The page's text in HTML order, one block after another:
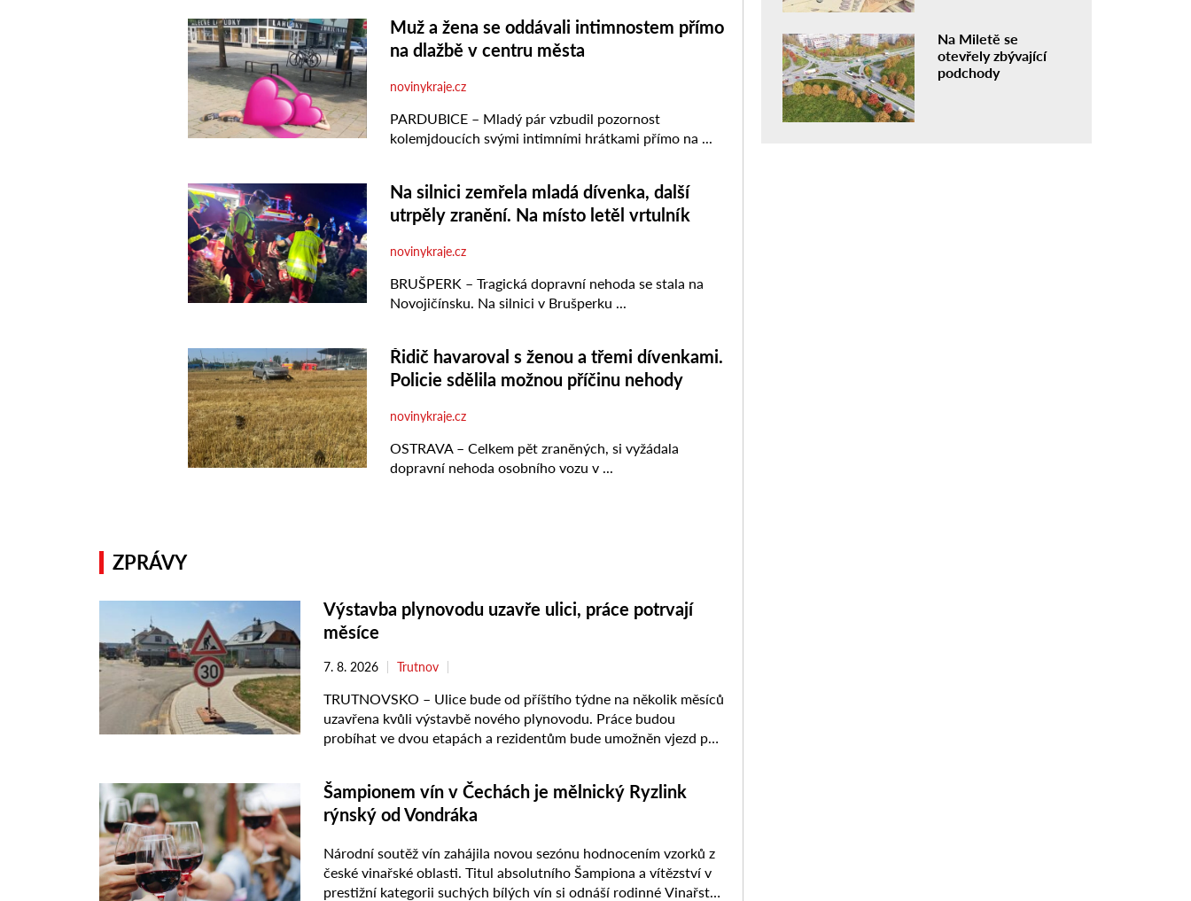
ZPRÁVY
Výstavba plynovodu uzavře ulici, práce potrvají
měsíce
7. 8. 2026 Trutnov
TRUTNOVSKO – Ulice bude od příštího týdne na několik měsíců
uzavřena kvůli výstavbě nového plynovodu. Práce budou
probíhat ve dvou etapách a rezidentům bude umožněn vjezd po
Šampionem vín v Čechách je mělnický Ryzlink
rýnský od Vondráka
Národní soutěž vín zahájila novou sezónu hodnocením vzorků z
české vinařské oblasti. Titul absolutního Šampiona a vítězství v
prestižní kategorii suchých bílých vín si odnáší rodinné Vinařství
Na Miletě se
otevřely zbývající
podchody